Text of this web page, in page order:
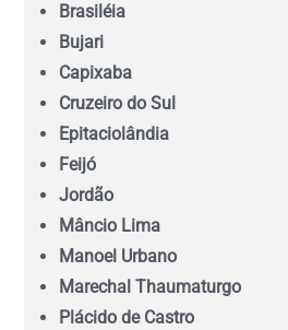
Brasiléia
Bujari
Capixaba
Cruzeiro do Sul
Epitaciolândia
Feijó
Jordão
Mâncio Lima
Manoel Urbano
Marechal Thaumaturgo
Plácido de Castro